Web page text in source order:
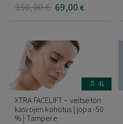
150,00€ 69,00 €
41
XTRA FACELIFT – veitsetön
kasvojen kohotus | jopa -50
% | Tampere